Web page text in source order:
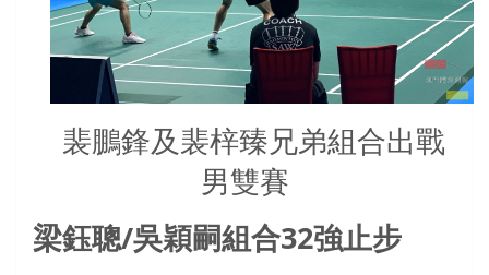
裴鵬鋒及裴梓臻兄弟組合出戰
男雙賽
梁鈺聰/吳穎嗣組合32強止步